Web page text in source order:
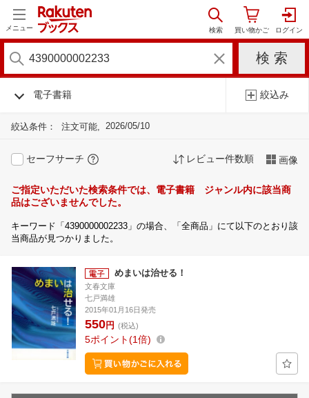
メニュー
電子書籍 絞込み
絞込条件： 注文可能 2026/05/10
セーフサーチ レビュー件数順 画像
ご指定いただいた検索条件では、電子書籍 ジャンル内に該当商
品はございませんでした。
キーワード「4390000002233」の場合、「全商品」にて以下のとおり該
当商品が見つかりました。
めまいは治せる！
文春文庫
七戸満雄
2015年01月16日発売
550円 (税込)
5ポイント 1倍